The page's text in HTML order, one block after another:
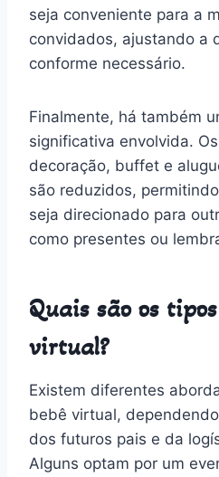
seja conveniente para a
convidados, ajustando a
conforme necessário.
Finalmente, há também
significativa envolvida.
decoração, buffet e
são reduzidos,
seja direcionado para
como presentes ou
Quais são os
virtual?
Existem diferentes
bebê virtual,
dos futuros pais e da
Alguns optam por um